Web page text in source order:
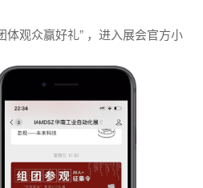
体观众赢好礼” ，进入展会官方小